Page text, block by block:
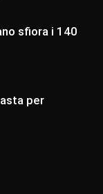
sfiora i 140
per